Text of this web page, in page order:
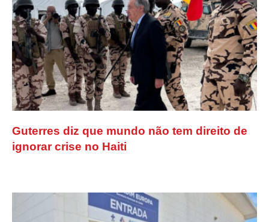
Guterres diz que mundo não tem direito de
ignorar crise no Haiti